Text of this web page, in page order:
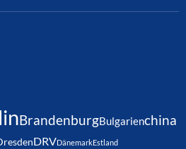
BrandenburgBulgarienchina
DRVDänemarkEstland